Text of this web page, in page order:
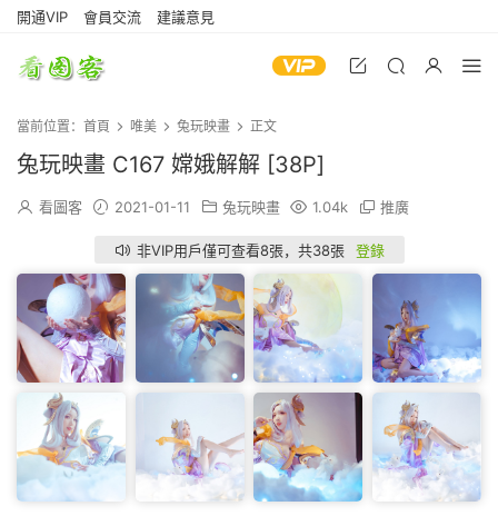
開通VIP 會員交流 建議意見
當前位置： 首頁 唯美 兔玩映畫 正文
兔玩映畫 C167 嫦娥解解 [38P]
看圖客 2021-01-11 兔玩映畫 1.04k 推廣
非VIP用戶僅可查看8張，共38張 登錄